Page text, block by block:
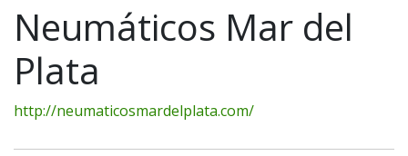
Neumáticos Mar del
Plata
http://neumaticosmardelplata.com/